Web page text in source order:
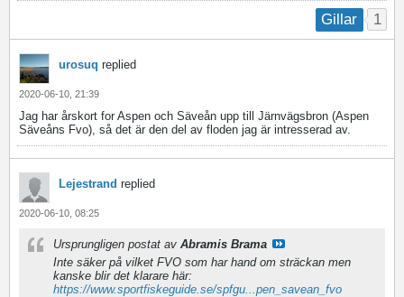
Gillar 1
urosuq replied
2020-06-10, 21:39
Jag har årskort for Aspen och Säveån upp till Järnvägsbron (Aspen
Säveåns Fvo), så det är den del av floden jag är intresserad av.
Lejestrand replied
2020-06-10, 08:25
Ursprungligen postat av Abramis Brama
Inte säker på vilket FVO som har hand om sträckan men
kanske blir det klarare här:
https://www.sportfiskeguide.se/spfgu...pen_savean_fvo